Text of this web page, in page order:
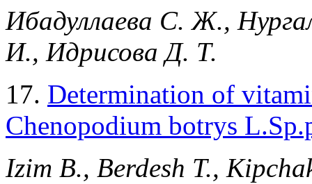
Ибадуллаева С. Ж.,
И., Идрисова Д. Т.
17. Determination of
Chenopodium botrys
Izim B., Berdesh T.,